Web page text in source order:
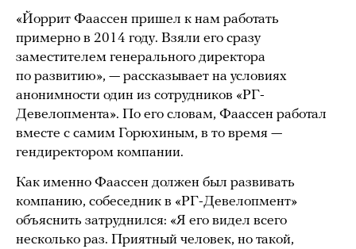
«Йоррит Фаассен пришел к нам работать
примерно в 2014 году. Взяли его сразу
заместителем генерального директора
по развитию», — рассказывает на условиях
анонимности один из сотрудников «РГ-
Девелопмента». По его словам, Фаассен работал
вместе с самим Горюхиным, в то время —
гендиректором компании.
Как именно Фаассен должен был развивать
компанию, собеседник в «РГ-Девелопмент»
объяснить затруднился: «Я его видел всего
несколько раз. Приятный человек, но такой,